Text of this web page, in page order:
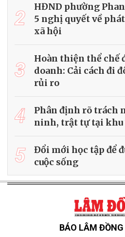
2
HĐND phường
5 nghị quyết về
xã hội
3
Hoàn thiện thể chế
doanh: Cải cách đi
rủi ro
4
Phân định rõ trách
ninh, trật tự tại khu
5
Đổi mới học tập để
cuộc sống
BÁO LÂM